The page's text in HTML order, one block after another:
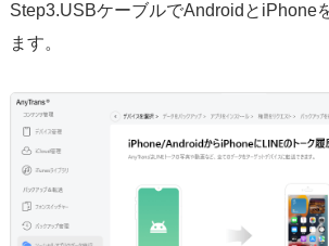
Step3.USBケーブルでAndroidとiPhone
ます。